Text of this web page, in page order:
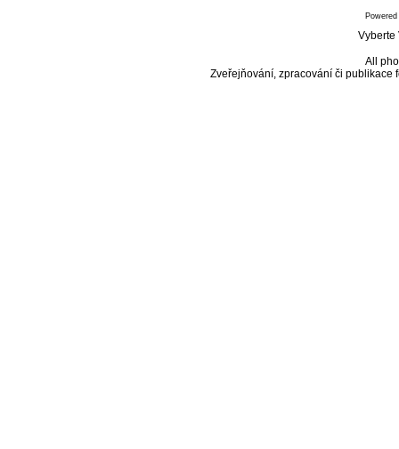
Vyberte
All
Zveřejňování, zpracování či publikace